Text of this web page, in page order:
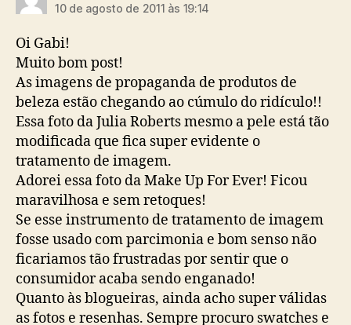
10 de agosto de 2011 às 19:14
Oi Gabi!
Muito bom post!
As imagens de propaganda de produtos de
beleza estão chegando ao cúmulo do ridículo!!
Essa foto da Julia Roberts mesmo a pele está tão
modificada que fica super evidente o
tratamento de imagem.
Adorei essa foto da Make Up For Ever! Ficou
maravilhosa e sem retoques!
Se esse instrumento de tratamento de imagem
fosse usado com parcimonia e bom senso não
ficariamos tão frustradas por sentir que o
consumidor acaba sendo enganado!
Quanto às blogueiras, ainda acho super válidas
as fotos e resenhas. Sempre procuro swatches e